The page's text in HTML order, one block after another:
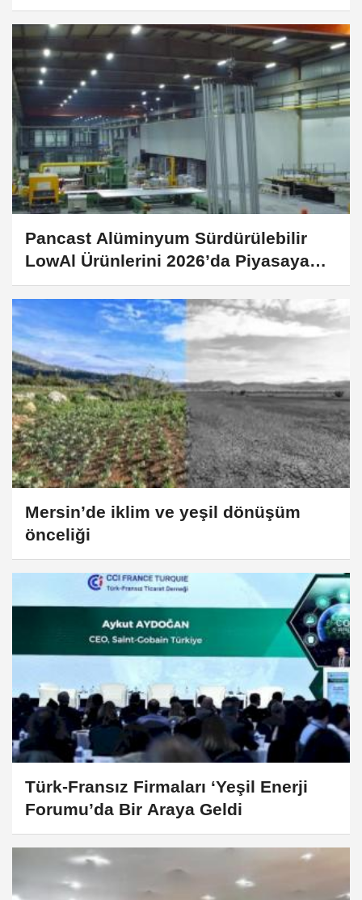
Pancast Alüminyum Sürdürülebilir
LowAl Ürünlerini 2026’da Piyasaya
Sunacak
Mersin’de iklim ve yeşil dönüşüm
önceliği
Türk-Fransız Firmaları ‘Yeşil Enerji
Forumu’da Bir Araya Geldi